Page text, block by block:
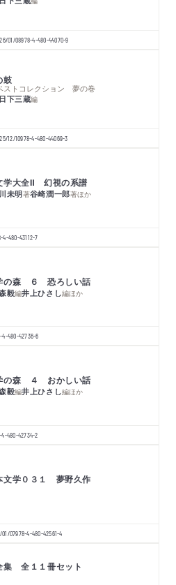
01/08978-4-480-44070-9
鼓
ストコレクション 夢の巻
日下三蔵編
12/10978-4-480-44069-3
学大全Ⅱ 幻視の系譜
未明著谷崎潤一郎著ほか
4-480-43112-7
の森 ６ 恐ろしい話
毅編井上ひさし編ほか
4-480-42736-6
の森 ４ おかしい話
毅編井上ひさし編ほか
4-480-42734-2
文学０３１ 夢野久作
01/07978-4-480-42561-4
集 全１１冊セット